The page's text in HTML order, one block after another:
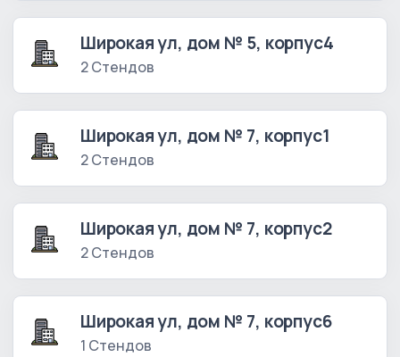
Широкая ул, дом № 5, корпус4
2 Стендов
Широкая ул, дом № 7, корпус1
2 Стендов
Широкая ул, дом № 7, корпус2
2 Стендов
Широкая ул, дом № 7, корпус6
1 Стендов